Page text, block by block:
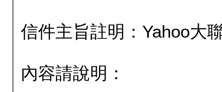
信件主旨註明：Yahoo大
內容請說明：